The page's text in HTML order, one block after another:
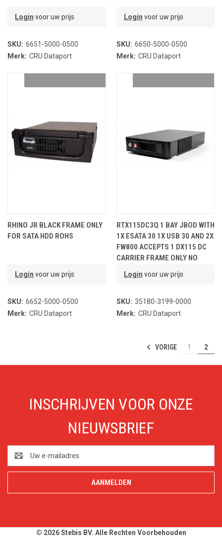
Login voor uw prijs
SKU: 6651-5000-0500
Merk: CRU Dataport
Login voor uw prijs
SKU: 6650-5000-0500
Merk: CRU Dataport
RHINO JR BLACK FRAME ONLY
FOR SATA HDD ROHS
Login voor uw prijs
SKU: 6652-5000-0500
Merk: CRU Dataport
RTX115DC3Q 1 BAY JBOD WITH
1X ESATA 30 1X USB 30 AND 2X
FW800 ACCEPTS 1 DX115 DC
CARRIER FRAME ONLY NO
Login voor uw prijs
SKU: 35180-3199-0000
Merk: CRU Dataport
VORIGE 1 2
INSCHRIJVEN VOOR ONZE
NIEUWSBRIEF
mailadres
© 2026 Stebis BV. Alle Rechten Voorbehouden